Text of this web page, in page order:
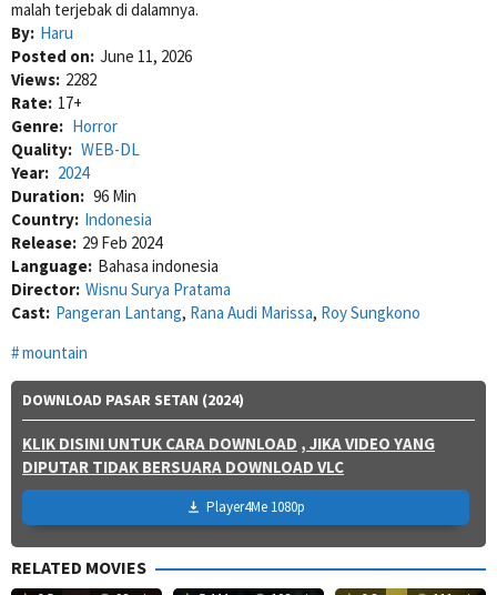
malah terjebak di dalamnya.
By: Haru
Posted on: June 11, 2026
Views: 2282
Rate: 17+
Genre: Horror
Quality: WEB-DL
Year: 2024
Duration: 96 Min
Country: Indonesia
Release: 29 Feb 2024
Language: Bahasa indonesia
Director: Wisnu Surya Pratama
Cast: Pangeran Lantang, Rana Audi Marissa, Roy Sungkono
mountain
DOWNLOAD PASAR SETAN (2024)
KLIK DISINI UNTUK CARA DOWNLOAD , JIKA VIDEO YANG
DIPUTAR TIDAK BERSUARA DOWNLOAD VLC
Player4Me 1080p
RELATED MOVIES